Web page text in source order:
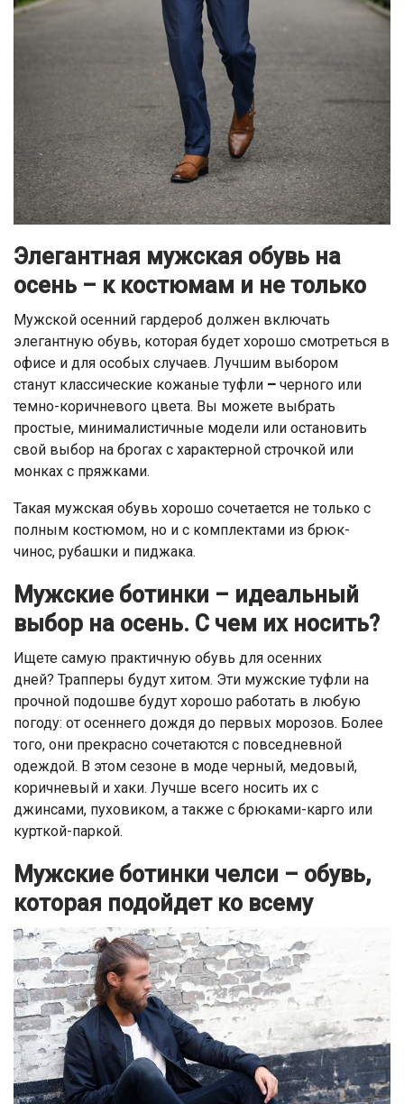
Элегантная мужская обувь на
осень – к костюмам и не только
Мужской осенний гардероб должен включать
элегантную обувь, которая будет хорошо смотреться в
офисе и для особых случаев. Лучшим выбором
станут классические кожаные туфли – черного или
темно-коричневого цвета. Вы можете выбрать
простые, минималистичные модели или остановить
свой выбор на брогах с характерной строчкой или
монках с пряжками.
Такая мужская обувь хорошо сочетается не только с
полным костюмом, но и с комплектами из брюк-
чинос, рубашки и пиджака.
Мужские ботинки – идеальный
выбор на осень. С чем их носить?
Ищете самую практичную обувь для осенних
дней? Трапперы будут хитом. Эти мужские туфли на
прочной подошве будут хорошо работать в любую
погоду: от осеннего дождя до первых морозов. Более
того, они прекрасно сочетаются с повседневной
одеждой. В этом сезоне в моде черный, медовый,
коричневый и хаки. Лучше всего носить их с
джинсами, пуховиком, а также с брюками-карго или
курткой-паркой.
Мужские ботинки челси – обувь,
которая подойдет ко всему